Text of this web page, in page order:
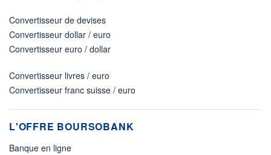
Convertisseur de devises
Convertisseur dollar / euro
Convertisseur euro / dollar
Convertisseur livres / euro
Convertisseur franc suisse / euro
L'OFFRE BOURSOBANK
Banque en ligne